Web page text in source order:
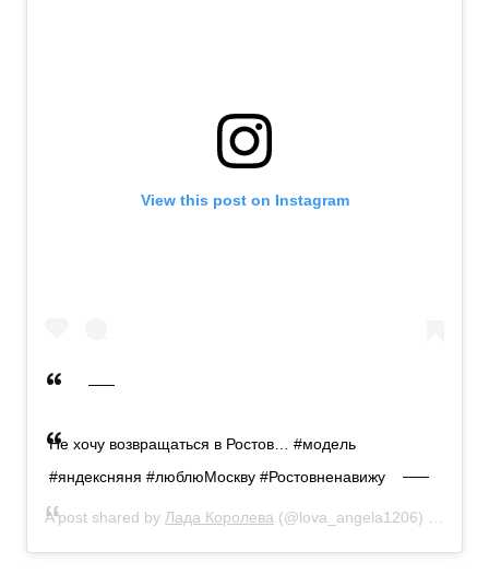
View this post on Instagram
Не хочу возвращаться в Ростов… #модель
#яндексняня #люблюМоскву #Ростовненавижу
A post shared by Лада Королева (@lova_angela1206) on